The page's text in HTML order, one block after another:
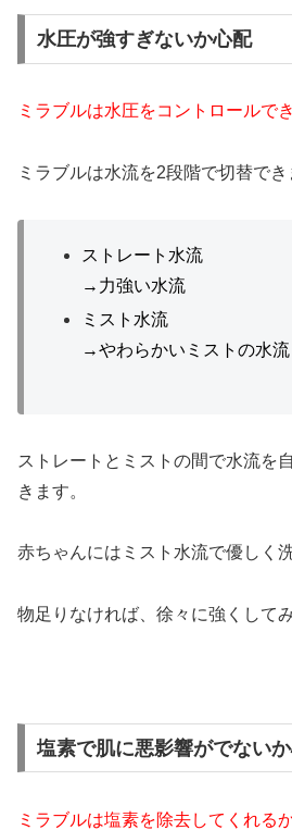
水圧が強すぎないか心配
ミラブルは水圧をコントロールで
ミラブルは水流を2段階で切替でき
ストレート水流
→力強い水流
ミスト水流
→やわらかいミストの水流
ストレートとミストの間で水流を
きます。
赤ちゃんにはミスト水流で優しく
物足りなければ、徐々に強くして
塩素で肌に悪影響がでない
ミラブルは塩素を除去してくれる